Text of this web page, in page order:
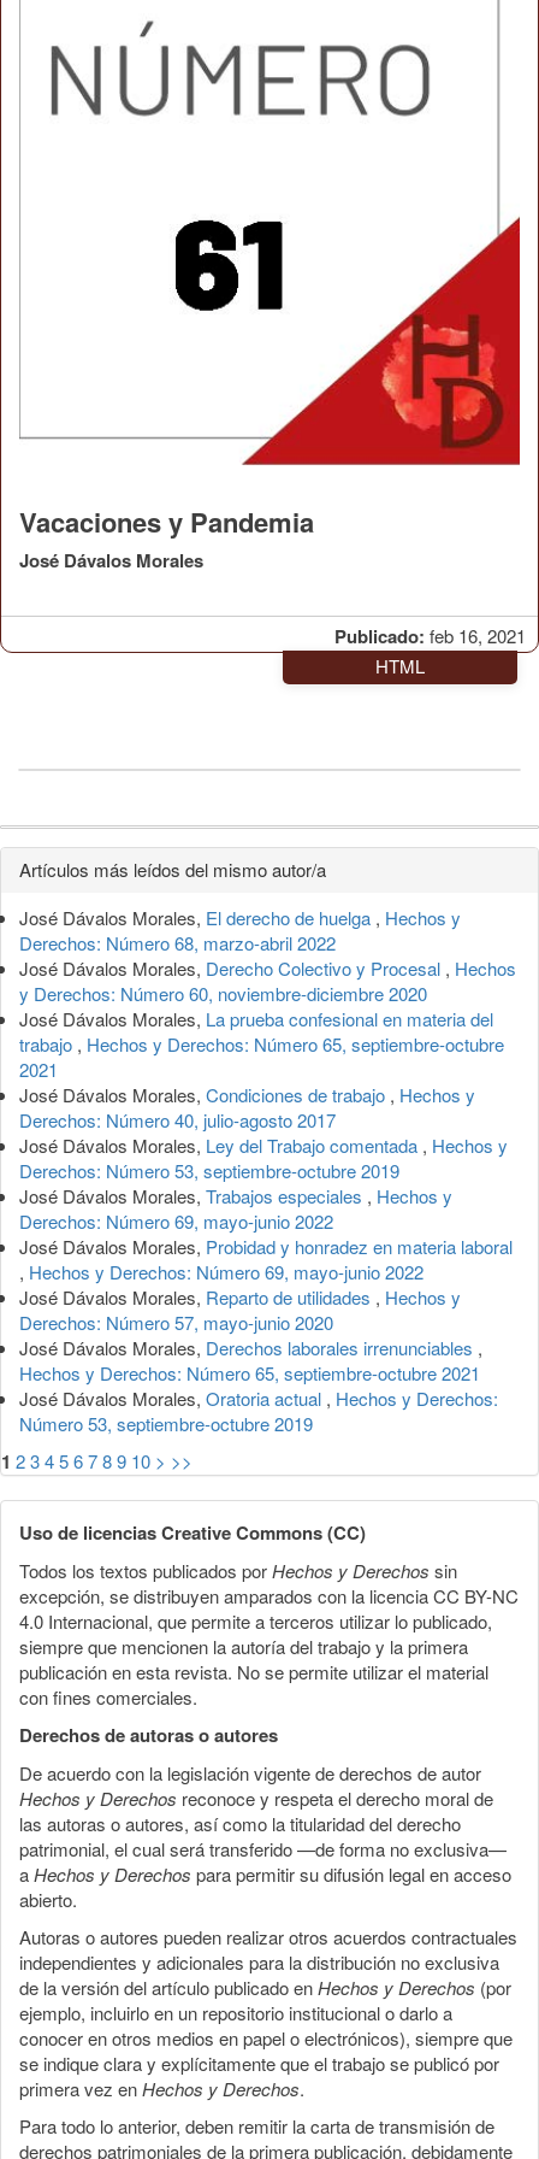
Publicado: feb 16, 2021
Vacaciones y Pandemia
José Dávalos Morales
HTML
Detalles
del
artículo
Artículos más leídos del mismo autor/a
José Dávalos Morales, El derecho de huelga , Hechos y
Derechos: Número 68, marzo-abril 2022
José Dávalos Morales, Derecho Colectivo y Procesal , Hechos
y Derechos: Número 60, noviembre-diciembre 2020
José Dávalos Morales, La prueba confesional en materia del
trabajo , Hechos y Derechos: Número 65, septiembre-octubre
2021
José Dávalos Morales, Condiciones de trabajo , Hechos y
Derechos: Número 40, julio-agosto 2017
José Dávalos Morales, Ley del Trabajo comentada , Hechos y
Derechos: Número 53, septiembre-octubre 2019
José Dávalos Morales, Trabajos especiales , Hechos y
Derechos: Número 69, mayo-junio 2022
José Dávalos Morales, Probidad y honradez en materia laboral
, Hechos y Derechos: Número 69, mayo-junio 2022
José Dávalos Morales, Reparto de utilidades , Hechos y
Derechos: Número 57, mayo-junio 2020
José Dávalos Morales, Derechos laborales irrenunciables ,
Hechos y Derechos: Número 65, septiembre-octubre 2021
José Dávalos Morales, Oratoria actual , Hechos y Derechos:
Número 53, septiembre-octubre 2019
1 23456789 10 > >>
Uso de licencias Creative Commons (CC)
Todos los textos publicados porHechos y Derechos sin
excepción, se distribuyen amparados con la licencia CC BY-NC
4.0 Internacional, que permite a terceros utilizar lo publicado,
siempre que mencionen la autoría del trabajo y la primera
publicación en esta revista. No se permite utilizar el material
con fines comerciales.
Derechos de autoras o autores
De acuerdo con la legislación vigente de derechos de autor
Hechos y Derechos reconoce y respeta el derecho moral de
las autoras o autores, así como la titularidad del derecho
patrimonial, el cual será transferido —de forma no exclusiva—
aHechos y Derechos para permitir su difusión legal en acceso
abierto.
Autoras o autores pueden realizar otros acuerdos contractuales
independientes y adicionales para la distribución no exclusiva
de la versión del artículo publicado enHechos y Derechos (por
ejemplo, incluirlo en un repositorio institucional o darlo a
conocer en otros medios en papel o electrónicos), siempre que
se indique clara y explícitamente que el trabajo se publicó por
primera vez enHechos y Derechos.
Para todo lo anterior, deben remitir la carta de transmisión de
derechos patrimoniales de la primera publicación, debidamente